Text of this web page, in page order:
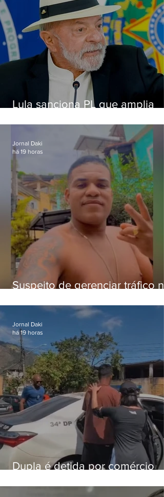
Lula sanciona PL que amplia
crianças
Suspeito de gerenciar tráfico na
foragido
Jornal Daki
há 19 horas
Dupla é detida por comércio
Bangu
Jornal Daki
há 19 horas